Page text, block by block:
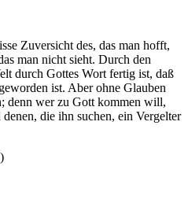
Zuversicht des, das man hofft,
man nicht sieht. Durch den
durch Gottes Wort fertig ist, daß
ist. Aber ohne Glauben
denn wer zu Gott kommen will,
die ihn suchen, ein Vergelter